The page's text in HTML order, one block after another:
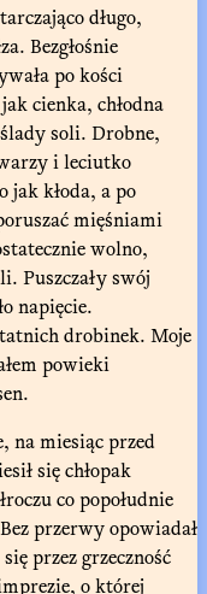
długo,
Bezgłośnie
po kości
cienka, chłodna
soli. Drobne,
i leciutko
jak kłoda, a po
mięśniami
wolno,
Puszczały swój
napięcie.
drobinek. Moje
powieki
na miesiąc przed
się chłopak
co popołudnie
przerwy opowiadał
przez grzeczność
o której